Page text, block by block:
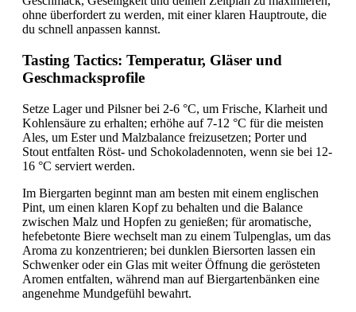
ohne überfordert zu werden, mit einer klaren Hauptroute, die
du schnell anpassen kannst.
Tasting Tactics: Temperatur, Gläser und
Geschmacksprofile
Setze Lager und Pilsner bei 2-6 °C, um Frische, Klarheit und
Kohlensäure zu erhalten; erhöhe auf 7-12 °C für die meisten
Ales, um Ester und Malzbalance freizusetzen; Porter und
Stout entfalten Röst- und Schokoladennoten, wenn sie bei 12-
16 °C serviert werden.
Im Biergarten beginnt man am besten mit einem englischen
Pint, um einen klaren Kopf zu behalten und die Balance
zwischen Malz und Hopfen zu genießen; für aromatische,
hefebetonte Biere wechselt man zu einem Tulpenglas, um das
Aroma zu konzentrieren; bei dunklen Biersorten lassen ein
Schwenker oder ein Glas mit weiter Öffnung die gerösteten
Aromen entfalten, während man auf Biergartenbänken eine
angenehme Mundgefühl bewahrt.